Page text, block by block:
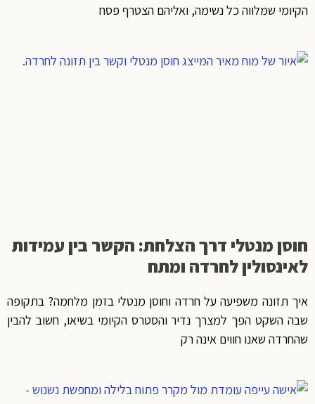
הקיומי שמלווה כל נשימה, ואליהם הצטרף פסח
חוסן מנטלי דרך הצלחת: הקשר בין עמידות
לאינסולין לחרדה ומתח
איך תזונה משפיעה על חרדה וחוסן מנטלי בזמן מלחמה? בתקופה
שבה השקט הפך למצרך נדיר והסטרס הקיומי בשיאו, חשוב להבין
שהחרדה שאנו חווים אינה רק